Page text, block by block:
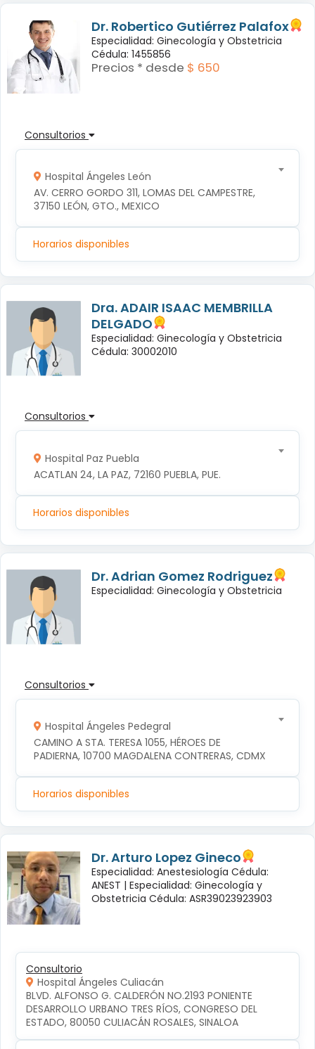
Dr. Robertico Gutiérrez Palafox
Especialidad: Ginecología y Obstetricia
Cédula: 1455856
Precios * desde $ 650
Consultorios
Hospital Ángeles León
AV. CERRO GORDO 311, LOMAS DEL CAMPESTRE,
37150 LEÓN, GTO., MEXICO
Horarios disponibles
Dra. ADAIR ISAAC MEMBRILLA
DELGADO
Especialidad: Ginecología y Obstetricia
Cédula: 30002010
Consultorios
Hospital Paz Puebla
ACATLAN 24, LA PAZ, 72160 PUEBLA, PUE.
Horarios disponibles
Dr. Adrian Gomez Rodriguez
Especialidad: Ginecología y Obstetricia
Consultorios
Hospital Ángeles Pedegral
CAMINO A STA. TERESA 1055, HÉROES DE
PADIERNA, 10700 MAGDALENA CONTRERAS, CDMX
Horarios disponibles
Dr. Arturo Lopez Gineco
Especialidad: Anestesiología Cédula:
ANEST | Especialidad: Ginecología y
Obstetricia Cédula: ASR39023923903
Consultorio
Hospital Ángeles Culiacán
BLVD. ALFONSO G. CALDERÓN NO.2193 PONIENTE
DESARROLLO URBANO TRES RÍOS, CONGRESO DEL
ESTADO, 80050 CULIACÁN ROSALES, SINALOA